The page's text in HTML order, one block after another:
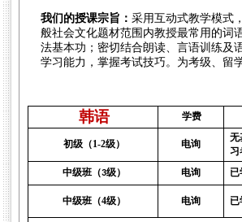
我们的授课宗旨： 采用互动式教学模式
般社会文化题材范围内教授最常用的词
法基本功；密切结合朗读、言语训练及
学习能力，掌握考试技巧。为考级、留
韩语
学费
初级（1-2级） 电询
无
习
中级班（3级） 电询 已
中级班（4级） 电询 已